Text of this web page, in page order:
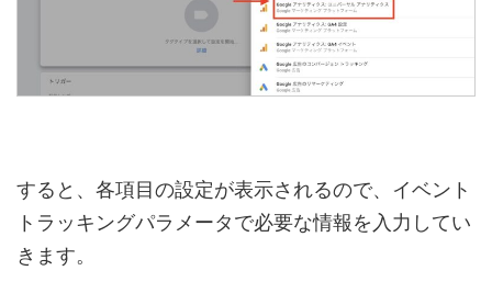
すると、各項目の設定が表示されるので、イベント
トラッキングパラメータで必要な情報を入力してい
きます。